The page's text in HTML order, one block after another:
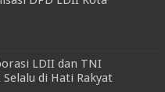
LDII dan TNI
di Hati Rakyat